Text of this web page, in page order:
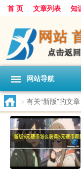
首 页 文章列表 知
网站导航
> 有关“新版”的文章